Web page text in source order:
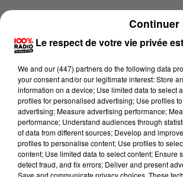
Lecture (4 min 14 sec)
Le respect de votre vie privée
We and our (447) partnersdo the following data
your consent and/or our legitimate interest: Store
information on a device; Use limited data to select
profiles for personalised advertising; Use profiles
advertising; Measure advertising performance;
performance; Understand audiences through
of data from different sources; Develop and
profiles to personalise content; Use profiles to
content; Use limited data to select content; Ensure
detect fraud, and fix errors; Deliver and present
Save and communicate privacy choices. These
Continuer